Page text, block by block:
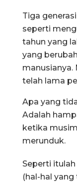
Tiga
seperti
tahun yang
yang
manusianya.
telah lama
Apa yang
Adalah
ketika
merunduk.
Seperti
(hal-hal yang